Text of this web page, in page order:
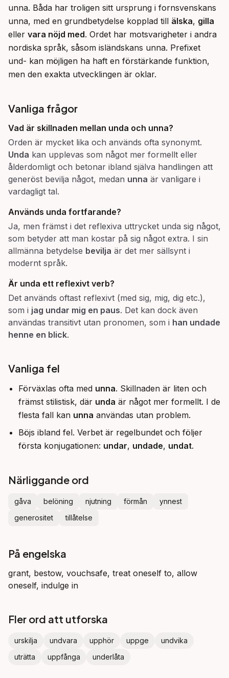
unna. Båda har troligen sitt ursprung i fornsvenskans
unna, med en grundbetydelse kopplad till älska, gilla
eller vara nöjd med. Ordet har motsvarigheter i andra
nordiska språk, såsom isländskans unna. Prefixet
und- kan möjligen ha haft en förstärkande funktion,
men den exakta utvecklingen är oklar.
Vanliga frågor
Vad är skillnaden mellan unda och unna?
Orden är mycket lika och används ofta synonymt.
Unda kan upplevas som något mer formellt eller
ålderdomligt och betonar ibland själva handlingen att
generöst bevilja något, medan unna är vanligare i
vardagligt tal.
Används unda fortfarande?
Ja, men främst i det reflexiva uttrycket unda sig något,
som betyder att man kostar på sig något extra. I sin
allmänna betydelse bevilja är det mer sällsynt i
modernt språk.
Är unda ett reflexivt verb?
Det används oftast reflexivt (med sig, mig, dig etc.),
som i jag undar mig en paus. Det kan dock även
användas transitivt utan pronomen, som i han undade
henne en blick.
Vanliga fel
Förväxlas ofta med unna. Skillnaden är liten och
främst stilistisk, där unda är något mer formellt. I de
flesta fall kan unna användas utan problem.
Böjs ibland fel. Verbet är regelbundet och följer
första konjugationen: undar, undade, undat.
Närliggande ord
gåva belöning njutning förmån
ynnest
generositet
tillåtelse
På engelska
grant, bestow, vouchsafe, treat oneself to, allow
oneself, indulge in
Fler ord att utforska
urskilja undvara upphör uppge
undvika
uträtta
uppfånga underlåta